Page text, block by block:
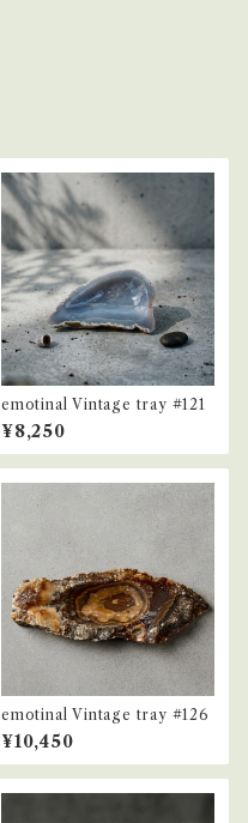
emotinal Vintage tray #121
¥8,250
emotinal Vintage tray #126
¥10,450